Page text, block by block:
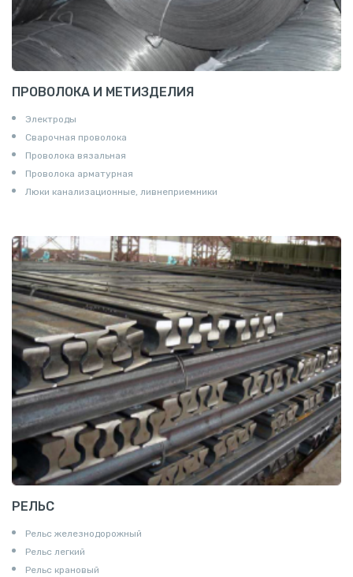
ПРОВОЛОКА И МЕТИЗДЕЛИЯ
Электроды
Сварочная проволока
Проволока вязальная
Проволока арматурная
Люки канализационные, ливнеприемники
РЕЛЬС
Рельс железнодорожный
Рельс легкий
Рельс крановый